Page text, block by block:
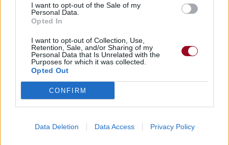
I want to opt-out of the Sale of my
Personal Data.
Opted In
I want to opt-out of Collection, Use,
Retention, Sale, and/or Sharing of my
Personal Data that Is Unrelated with the
Purposes for which it was collected.
Opted Out
CONFIRM
Data Deletion Data Access Privacy Policy
même la nuit.
(2) Columbia était le nom original qui désignait autrefois
allégorique qui personnifie les États-Unis (comme l'est
Marianne pour la France). Le nom est également à l'origine
de nombreux lieux, projets et autres en relation avec
l'Amérique.
(3) Ville de l'Illinois.